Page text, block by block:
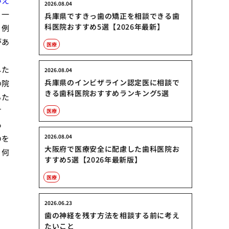
兵庫県ですきっ歯の矯正を相談できる歯
科医院おすすめ5選【2026年最新】
2026.08.04
医療
兵庫県のインビザライン認定医に相談で
きる歯科医院おすすめランキング5選
2026.08.04
医療
大阪府で医療安全に配慮した歯科医院お
すすめ5選【2026年最新版】
2026.08.04
医療
歯の神経を残す方法を相談する前に考え
たいこと
2026.06.23